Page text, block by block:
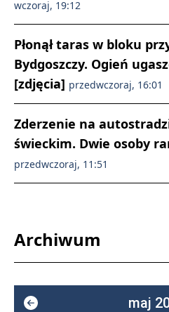
wczoraj, 19:12
Płonął taras w bloku
Bydgoszczy. Ogień
[zdjęcia] przedwczoraj, 16:01
Zderzenie na
świeckim. Dwie osoby
przedwczoraj, 11:51
Archiwum
maj